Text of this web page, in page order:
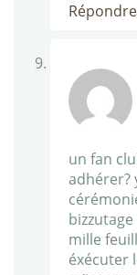
Répondre
un fan
adhérer?
mille
éxécuter